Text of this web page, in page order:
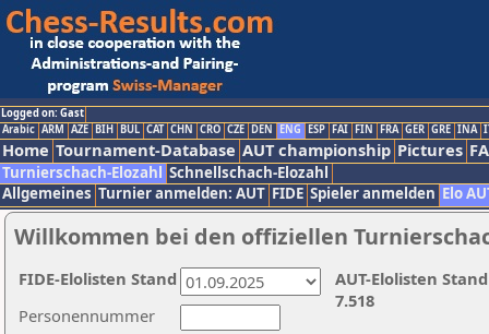
Logged on: Gast
Arabic ARM AZE BIH BUL CAT CHN CRO CZE DEN ENG ESP FAI FIN FRA GER GRE INA
Home Tournament-Database AUT championship Pictures
Turnierschach-Elozahl Schnellschach-Elozahl
Allgemeines Turnier anmelden: AUT FIDE Spieler anmelden Elo
Willkommen bei den offiziellen
Personennummer
AUT-Elolisten
7.518
FIDE-Elolisten Stand